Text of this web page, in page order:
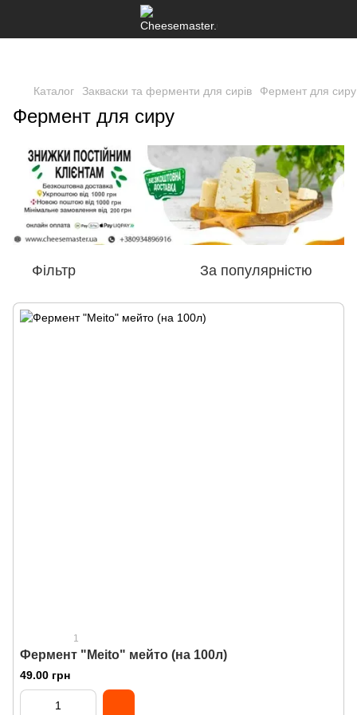
Каталог Закваски та ферменти для сирів Фермент для сиру
Фермент для сиру
Фільтр За популярністю
1
Фермент "Meito" мейто (на 100л)
49.00 грн